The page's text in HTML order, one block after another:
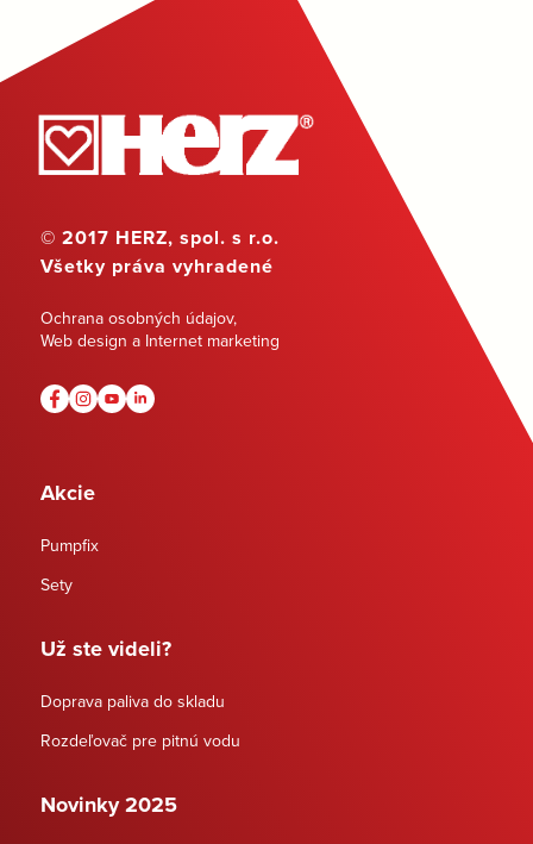
© 2017 HERZ, spol. s r.o.
Všetky práva vyhradené
Ochrana osobných údajov,
Web design a Internet marketing
Akcie
Pumpfix
Sety
Už ste videli?
Doprava paliva do skladu
Rozdeľovač pre pitnú vodu
Novinky 2025